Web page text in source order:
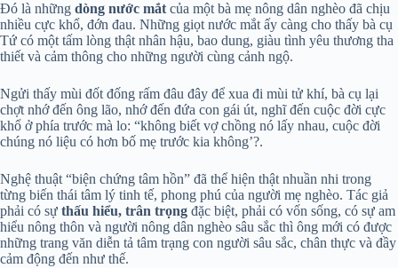
Đó là những dòng nước mắt của một bà mẹ nông dân nghèo đã chịu
nhiều cực khổ, đớn đau. Những giọt nước mắt ấy càng cho thấy bà cụ
Tứ có một tấm lòng thật nhân hậu, bao dung, giàu tình yêu thương tha
thiết và cảm thông cho những người cùng cảnh ngộ.
Ngửi thấy mùi đốt đống rấm đâu đây để xua đi mùi tử khí, bà cụ lại
chợt nhớ đến ông lão, nhớ đến đứa con gái út, nghĩ đến cuộc đời cực
khổ ở phía trước mà lo: “không biết vợ chồng nó lấy nhau, cuộc đời
chúng nó liệu có hơn bố mẹ trước kia không’?.
Nghệ thuật “biện chứng tâm hồn” đã thể hiện thật nhuần nhi trong
từng biến thái tâm lý tinh tế, phong phú của người mẹ nghèo. Tác giả
phải có sự thấu hiểu, trân trọng đặc biệt, phải có vốn sống, có sự am
hiểu nông thôn và người nông dân nghèo sâu sắc thì ông mới có được
những trang văn diễn tả tâm trạng con người sâu sắc, chân thực và đầy
cảm động đến như thế.